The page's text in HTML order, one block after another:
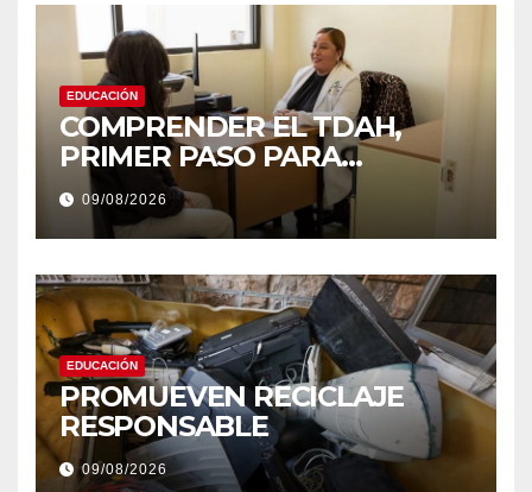
EDUCACIÓN
COMPRENDER EL TDAH,
PRIMER PASO PARA
DERRIBAR ESTIGMAS
09/08/2026
EDUCACIÓN
PROMUEVEN RECICLAJE
RESPONSABLE
09/08/2026